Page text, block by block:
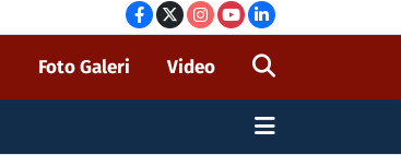
Foto Galeri Video